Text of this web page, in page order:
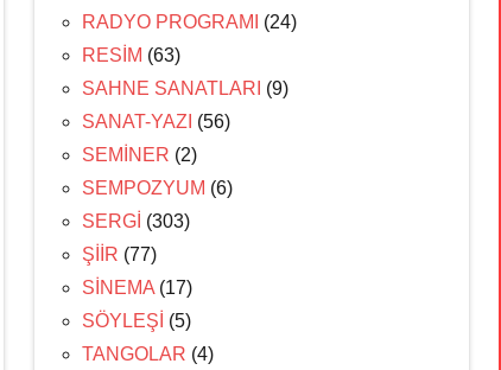
RADYO PROGRAMI
(24)
RESİM (63)
SAHNE SANATLARI (9)
SANAT-YAZI (56)
SEMİNER (2)
SEMPOZYUM (6)
SERGİ (303)
ŞİİR (77)
SİNEMA (17)
SÖYLEŞİ (5)
TANGOLAR (4)